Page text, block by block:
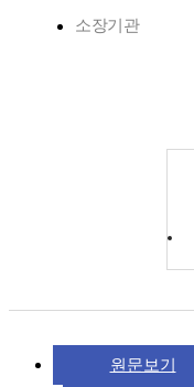
소장기관
원문보기